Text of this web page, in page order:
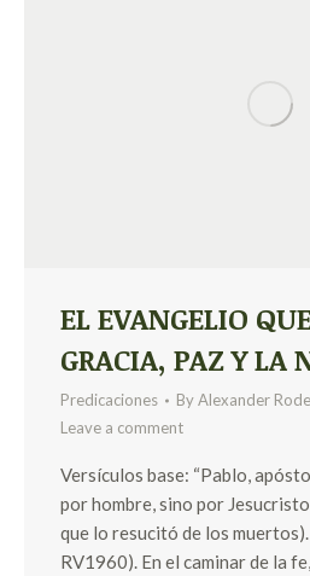
EL EVANGELIO
GRACIA, PAZ Y LA
Predicaciones ByAlexander
Leave a comment
Versículos base: “Pablo,
por hombre, sino por
que lo resucitó de los
RV1960). En el caminar de la